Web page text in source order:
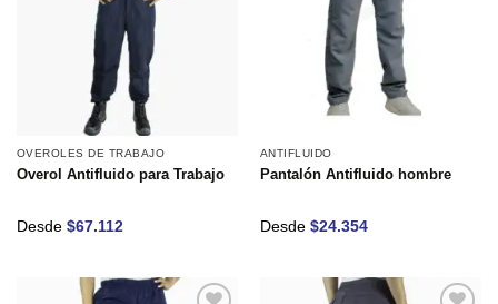
OVEROLES DE TRABAJO
Overol Antifluido para Trabajo
Desde $67.112
ANTIFLUIDO
Pantalón Antifluido hombre
Desde $24.354